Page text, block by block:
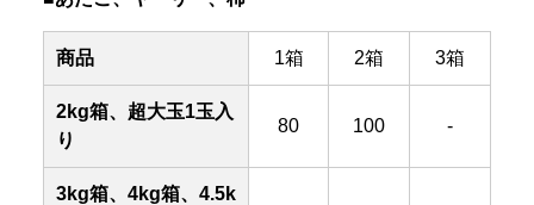
商品 1箱 2箱 3箱
2kg箱、超大玉1玉入
り
80 100 -
3kg箱、4kg箱、4.5k